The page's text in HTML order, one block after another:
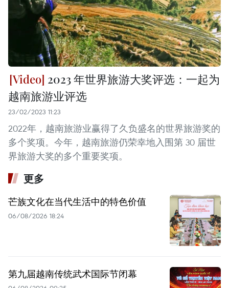
2023 年世界旅游大奖评选：一起为
越南旅游业评选
23/02/2023 11:23
2022年，越南旅游业赢得了久负盛名的世界旅游奖的
多个奖项。今年，越南旅游仍荣幸地入围第 30 届世
界旅游大奖的多个重要奖项。
更多
芒族文化在当代生活中的特色价值
06/08/2026 18:24
第九届越南传统武术国际节闭幕